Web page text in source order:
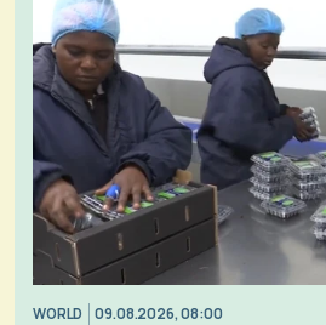
WORLD 09.08.2026, 08:00